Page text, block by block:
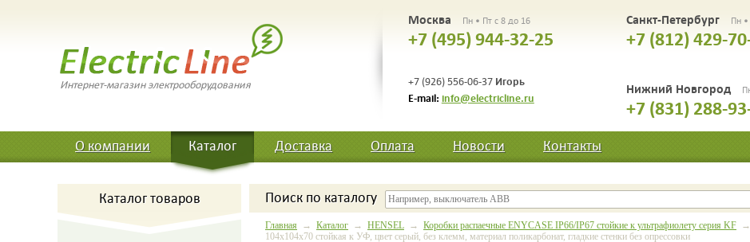
Интернет-магазин электрооборудования
Москва Пн • Пт с 8 до 16
+7 (495) 944-32-25
+7 (926) 556-06-37 Игорь
E-mail: info@electricline.ru
Санкт-Петербург Пн
+7 (812) 429-
Нижний Новгород
+7 (831) 288-
О компании Каталог Доставка Оплата Новости Контакты
Каталог товаров Поиск по каталогу
Главная → Каталог → HENSEL → Коробки распаечные ENYCASE IP66/IP67 стойкие к ультрафиолету серия KF →
104х104х70 стойкая к УФ, цвет серый, без клемм, материал поликарбонат, гладкие стенки без опрессовки